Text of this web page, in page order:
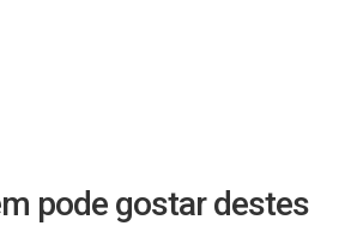
pode gostar destes